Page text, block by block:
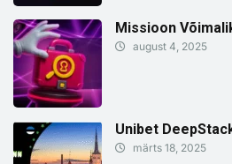
Missioon
august 4, 2025
Unibet
märts 18, 2025